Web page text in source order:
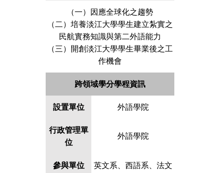
（一）因應全球化之趨勢
（二）培養淡江大學學生建立紮實之
民航實務知識與第二外語能力
（三）開創淡江大學學生畢業後之工
作機會
跨領域學分學程資訊
設置單位 外語學院
行政管理單
位
外語學院
參與單位
英文系、西語系、法文